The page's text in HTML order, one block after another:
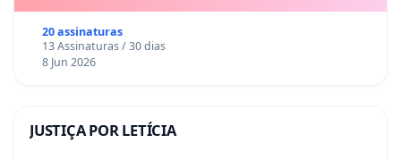
20 assinaturas
13 Assinaturas / 30 dias
8 Jun 2026
JUSTIÇA POR LETÍCIA